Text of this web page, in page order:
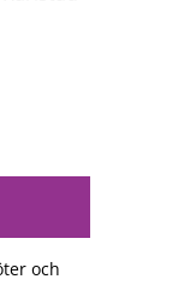
och